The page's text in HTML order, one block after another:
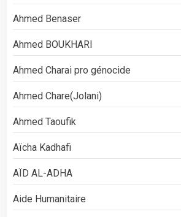
Ahmed Benaser
Ahmed BOUKHARI
Ahmed Charai pro génocide
Ahmed Chare(Jolani)
Ahmed Taoufik
Aïcha Kadhafi
AÏD AL-ADHA
Aide Humanitaire